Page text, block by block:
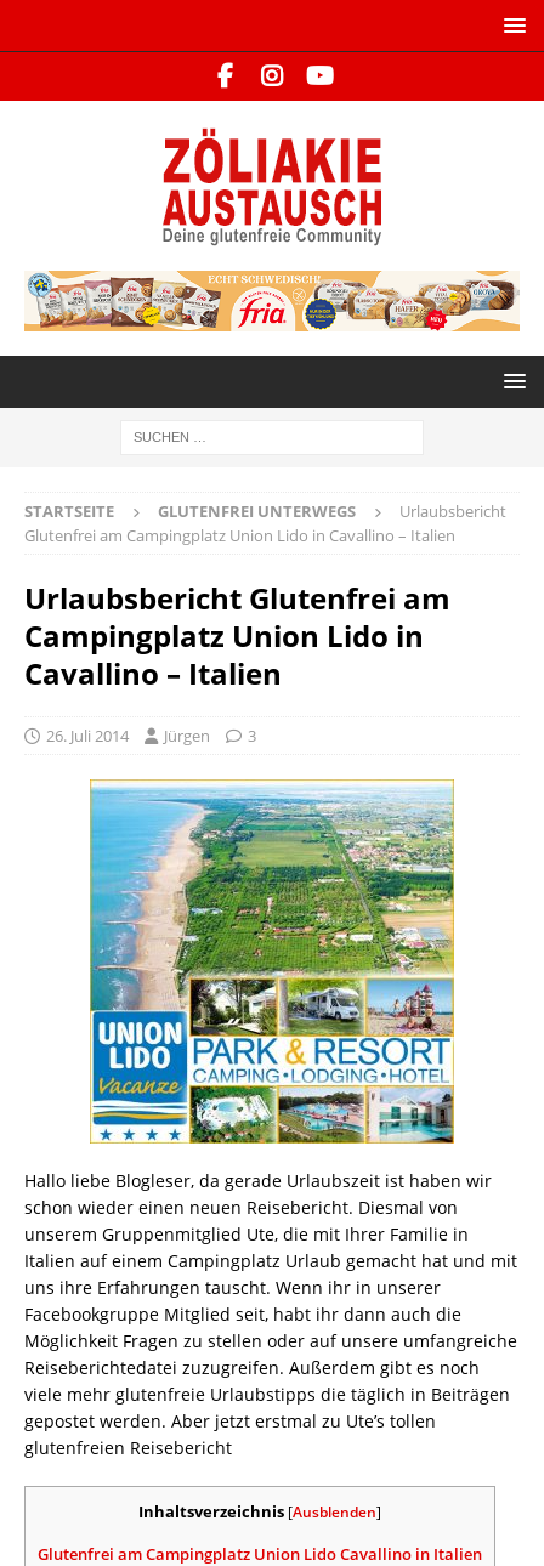
STARTSEITE GLUTENFREI UNTERWEGS
Urlaubsbericht
Glutenfrei am Campingplatz Union Lido in Cavallino – Italien
Urlaubsbericht Glutenfrei am
Campingplatz Union Lido in
Cavallino – Italien
26. Juli 2014 Jürgen 3
Hallo liebe Blogleser, da gerade Urlaubszeit ist haben wir
schon wieder einen neuen Reisebericht. Diesmal von
unserem Gruppenmitglied Ute, die mit Ihrer Familie in
Italien auf einem Campingplatz Urlaub gemacht hat und mit
uns ihre Erfahrungen tauscht. Wenn ihr in unserer
Facebookgruppe Mitglied seit, habt ihr dann auch die
Möglichkeit Fragen zu stellen oder auf unsere umfangreiche
Reiseberichtedatei zuzugreifen. Außerdem gibt es noch
viele mehr glutenfreie Urlaubstipps die täglich in Beiträgen
gepostet werden. Aber jetzt erstmal zu Ute’s tollen
glutenfreien Reisebericht
Inhaltsverzeichnis [Ausblenden]
Glutenfrei am Campingplatz Union Lido Cavallino in Italien